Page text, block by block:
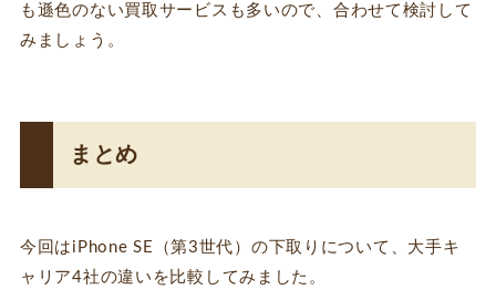
も遜色のない買取サービスも多いので、合わせて検討して
みましょう。
まとめ
今回はiPhone SE（第3世代）の下取りについて、大手キ
ャリア4社の違いを比較してみました。